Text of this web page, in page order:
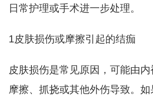
日常护理或手术进一步处理。
1皮肤损伤或摩擦引起的结痂
皮肤损伤是常见原因，可能由
摩擦、抓挠或其他外伤导致。如